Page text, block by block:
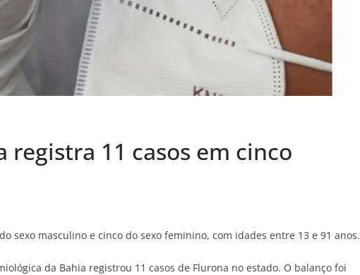
registra 11 casos em cinco
sexo masculino e cinco do sexo feminino, com idades entre 13 e 91 anos.
da Bahia registrou 11 casos de Flurona no estado. O balanço foi